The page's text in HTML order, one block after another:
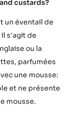
custards?
un éventail de
s'agit de
ou la
parfumées
une mousse:
et ne présente
mousse.